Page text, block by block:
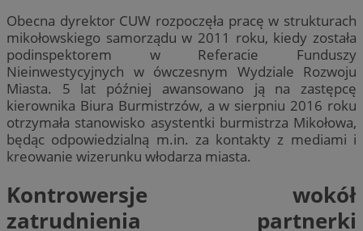
Obecna dyrektor CUW rozpoczęła pracę w strukturach
mikołowskiego samorządu w 2011 roku, kiedy została
podinspektorem w Referacie Funduszy
Nieinwestycyjnych w ówczesnym Wydziale Rozwoju
Miasta. 5 lat później awansowano ją na zastępcę
kierownika Biura Burmistrzów, a w sierpniu 2016 roku
otrzymała stanowisko asystentki burmistrza Mikołowa,
będąc odpowiedzialną m.in. za kontakty z mediami i
kreowanie wizerunku włodarza miasta.
Kontrowersje wokół
zatrudnienia partnerki